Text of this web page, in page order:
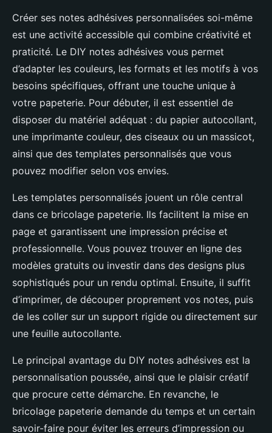
Créer ses notes adhésives personnalisées soi-même
est une activité accessible qui combine créativité et
praticité. Le DIY notes adhésives vous permet
d’adapter les couleurs, les formats et les motifs à vos
besoins spécifiques, offrant une touche unique à
votre papeterie. Pour débuter, il est essentiel de
disposer du matériel adéquat : du papier autocollant,
une imprimante couleur, des ciseaux ou un massicot,
ainsi que des templates personnalisés que vous
pouvez modifier selon vos envies.
Les templates personnalisés jouent un rôle central
dans ce bricolage papeterie. Ils facilitent la mise en
page et garantissent une impression précise et
professionnelle. Vous pouvez trouver en ligne des
modèles gratuits ou investir dans des designs plus
sophistiqués pour un rendu optimal. Ensuite, il suffit
d’imprimer, de découper proprement vos notes, puis
de les coller sur un support rigide ou directement sur
une feuille autocollante.
Le principal avantage du DIY notes adhésives est la
personnalisation poussée, ainsi que le plaisir créatif
que procure cette démarche. En revanche, le
bricolage papeterie demande du temps et un certain
savoir-faire pour éviter les erreurs d’impression ou